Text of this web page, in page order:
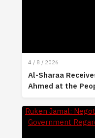
4 / 8 / 2026
Al-Sharaa
Ahmed at the